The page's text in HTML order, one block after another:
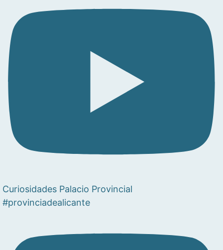
Curiosidades Palacio Provincial
#provinciadealicante